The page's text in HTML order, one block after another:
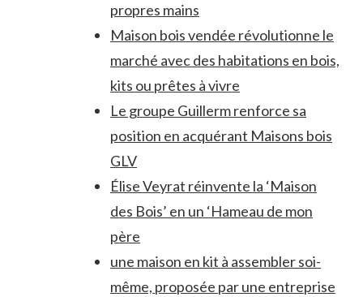
propres mains
Maison bois vendée révolutionne le
marché avec des habitations en bois,
kits ou prêtes à vivre
Le groupe Guillerm renforce sa
position en acquérant Maisons bois
GLV
Élise Veyrat réinvente la ‘Maison
des Bois’ en un ‘Hameau de mon
père
une maison en kit à assembler soi-
même, proposée par une entreprise